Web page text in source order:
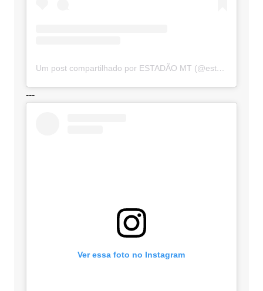
Um post compartilhado por ESTADÃO MT (@estadaomt)
---
Ver essa foto no Instagram